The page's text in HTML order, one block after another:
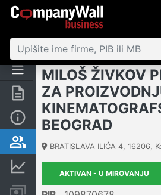
Rezime
Osnovni podaci
Vlasnička struktura
Finansijski podaci
Kreditni limit kompanije
MILOŠ ŽIVKOV
ZA
BEOGRAD
BRATISLAVA ILIĆA 4, 16206,
AKTIVAN - U MIROVANJU